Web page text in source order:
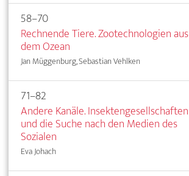
58–70
Rechnende Tiere. Zootechnologien aus
dem Ozean
Jan Müggenburg, Sebastian Vehlken
71–82
Andere Kanäle. Insektengesellschaften
und die Suche nach den Medien des
Sozialen
Eva Johach